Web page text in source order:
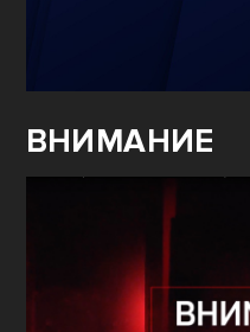
ВНИМАНИЕ